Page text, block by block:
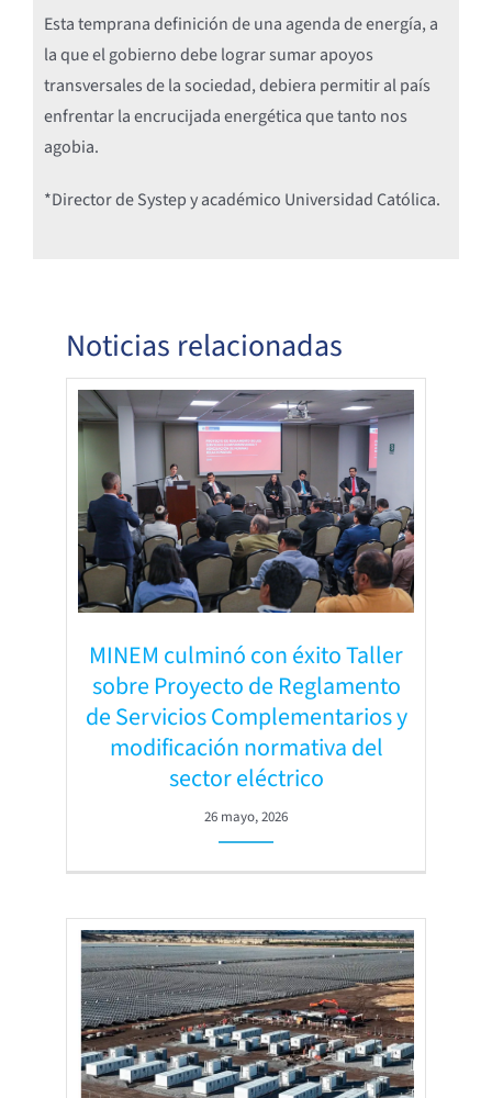
Esta temprana definición de una agenda de energía, a
la que el gobierno debe lograr sumar apoyos
transversales de la sociedad, debiera permitir al país
enfrentar la encrucijada energética que tanto nos
agobia.
*Director de Systep y académico Universidad Católica.
Noticias relacionadas
MINEM culminó con éxito Taller
sobre Proyecto de Reglamento
de Servicios Complementarios y
modificación normativa del
sector eléctrico
26 mayo, 2026